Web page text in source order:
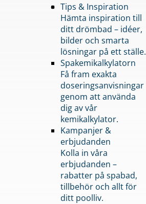
Tips & Inspiration
Hämta inspiration till
ditt drömbad – idéer,
bilder och smarta
lösningar på ett ställe.
Spakemikalkylatorn
Få fram exakta
doseringsanvisningar
genom att använda
dig av vår
kemikalkylator.
Kampanjer &
erbjudanden
Kolla in våra
erbjudanden –
rabatter på spabad,
tillbehör och allt för
ditt poolliv.